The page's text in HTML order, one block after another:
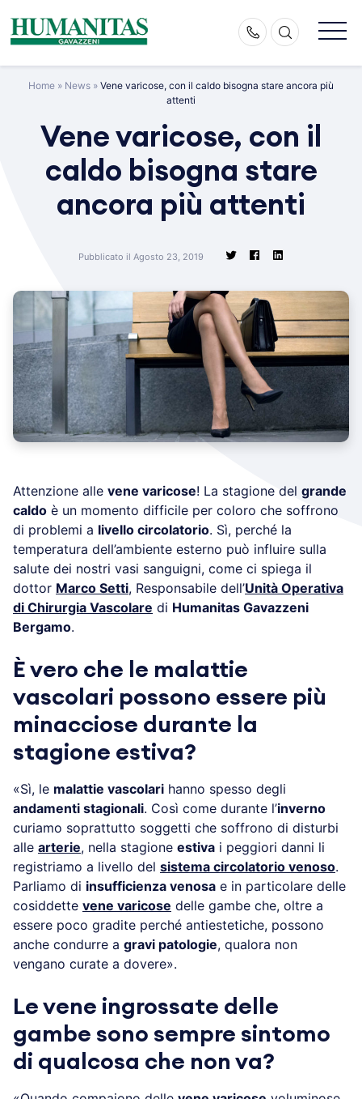
content
Home » News » Vene varicose, con il caldo bisogna stare ancora più
attenti
Vene varicose, con il
caldo bisogna stare
ancora più attenti
Pubblicato il Agosto 23, 2019
Attenzione alle vene varicose! La stagione del grande
caldo è un momento difficile per coloro che soffrono
di problemi a livello circolatorio. Sì, perché la
temperatura dell’ambiente esterno può influire sulla
salute dei nostri vasi sanguigni, come ci spiega il
dottor Marco Setti, Responsabile dell’Unità Operativa
di Chirurgia Vascolare di Humanitas Gavazzeni
Bergamo.
È vero che le malattie
vascolari possono essere più
minacciose durante la
stagione estiva?
«Sì, le malattie vascolari hanno spesso degli
andamenti stagionali. Così come durante l’inverno
curiamo soprattutto soggetti che soffrono di disturbi
alle arterie, nella stagione estiva i peggiori danni li
registriamo a livello del sistema circolatorio venoso.
Parliamo di insufficienza venosa e in particolare delle
cosiddette vene varicose delle gambe che, oltre a
essere poco gradite perché antiestetiche, possono
anche condurre a gravi patologie, qualora non
vengano curate a dovere».
Le vene ingrossate delle
gambe sono sempre sintomo
di qualcosa che non va?